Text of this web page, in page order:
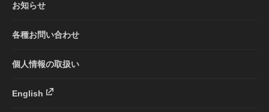
お知らせ
各種お問い合わせ
個人情報の取扱い
English